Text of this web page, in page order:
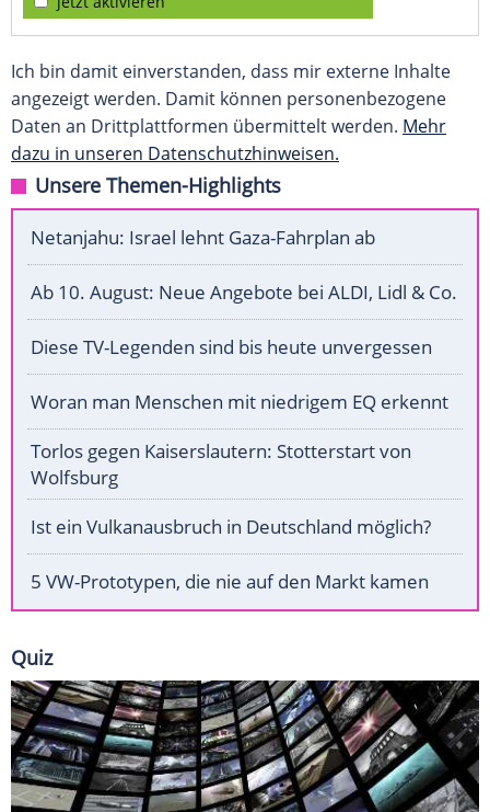
Ich bin damit einverstanden, dass mir externe Inhalte
angezeigt werden. Damit können personenbezogene
Daten an Drittplattformen übermittelt werden. Mehr
dazu in unseren Datenschutzhinweisen.
Unsere Themen-Highlights
Netanjahu: Israel lehnt Gaza-Fahrplan ab
Ab 10. August: Neue Angebote bei ALDI, Lidl & Co.
Diese TV-Legenden sind bis heute unvergessen
Woran man Menschen mit niedrigem EQ erkennt
Torlos gegen Kaiserslautern: Stotterstart von
Wolfsburg
Ist ein Vulkanausbruch in Deutschland möglich?
5 VW-Prototypen, die nie auf den Markt kamen
Quiz